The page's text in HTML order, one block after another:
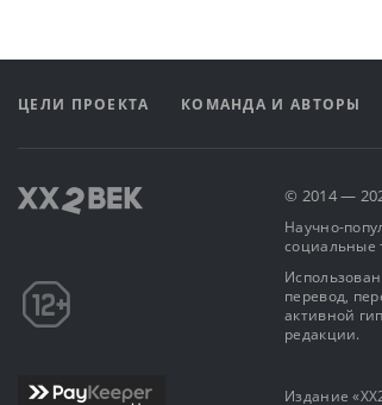
ЦЕЛИ ПРОЕКТА КОМАНДА И АВТОРЫ
© 2014 —
Научно-
социальные
перевод,
активной
редакции.
Издание